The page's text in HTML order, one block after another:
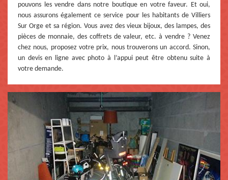
pouvons les vendre dans notre boutique en votre faveur. Et oui,
nous assurons également ce service pour les habitants de Villiers
Sur Orge et sa région. Vous avez des vieux bijoux, des lampes, des
pièces de monnaie, des coffrets de valeur, etc. à vendre ? Venez
chez nous, proposez votre prix, nous trouverons un accord. Sinon,
un devis en ligne avec photo à l’appui peut être obtenu suite à
votre demande.